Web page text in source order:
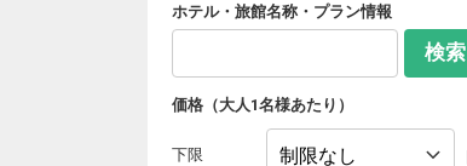
ホテル・旅館名称・プラン情報
検索
価格（大人1名様あたり）
下限